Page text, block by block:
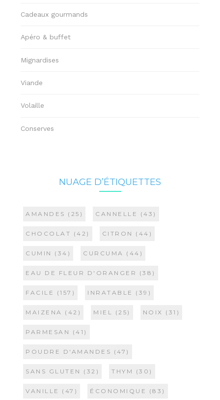
Cadeaux gourmands
Apéro & buffet
Mignardises
Viande
Volaille
Conserves
NUAGE D’ÉTIQUETTES
AMANDES (25) CANNELLE (43)
CHOCOLAT (42) CITRON (44)
CUMIN (34) CURCUMA (44)
EAU DE FLEUR D'ORANGER (38)
FACILE (157) INRATABLE (39)
MAIZENA (42) MIEL (25) NOIX (31)
PARMESAN (41)
POUDRE D'AMANDES (47)
SANS GLUTEN (32) THYM (30)
VANILLE (47) ÉCONOMIQUE (83)